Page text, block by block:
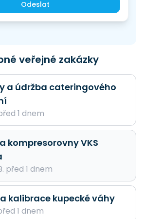
Odeslat
veřejné zakázky
a údržba cateringového
1 dnem
kompresorovny VKS
před 1 dnem
kalibrace kupecké váhy
1 dnem